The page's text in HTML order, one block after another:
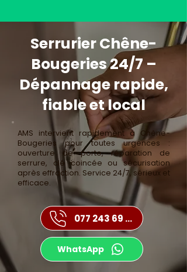
Serrurier Chêne-
Bougeries 24/7 –
Dépannage rapide,
fiable et local
AMS intervient rapidement à Chêne-
Bougeries pour toutes urgences :
ouverture de porte, réparation de
serrure, clé coincée ou sécurisation
après effraction. Service 24/7, sérieux et
efficace.
077 243 69 43
WhatsApp